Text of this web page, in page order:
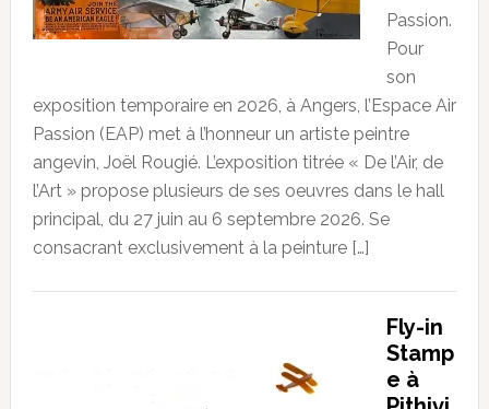
Passion.
Pour
son
exposition temporaire en 2026, à Angers, l’Espace Air
Passion (EAP) met à l’honneur un artiste peintre
angevin, Joël Rougié. L’exposition titrée « De l’Air, de
l’Art » propose plusieurs de ses oeuvres dans le hall
principal, du 27 juin au 6 septembre 2026. Se
consacrant exclusivement à la peinture […]
Fly-in
Stamp
e à